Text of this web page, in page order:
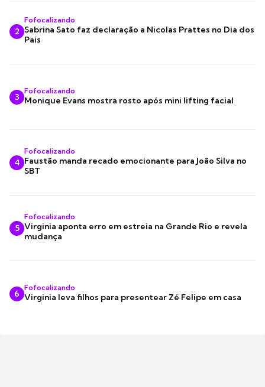
2
Fofocalizando
Sabrina Sato faz declaração a Nicolas Prattes no Dia dos
Pais
3
Fofocalizando
Monique Evans mostra rosto após mini lifting facial
4
Fofocalizando
Faustão manda recado emocionante para João Silva no
SBT
5
Fofocalizando
Virginia aponta erro em estreia na Grande Rio e revela
mudança
6
Fofocalizando
Virginia leva filhos para presentear Zé Felipe em casa